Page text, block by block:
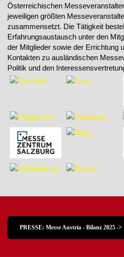
Österreichischen
jeweiligen größten
zusammensetzt. Die Tätigkeit
Erfahrungsaustausch unter den
der Mitglieder sowie der Errichtung
Kontakten zu ausländischen
Politik und den
PRESSE: Messe Austria - Bilanz 2025 ->